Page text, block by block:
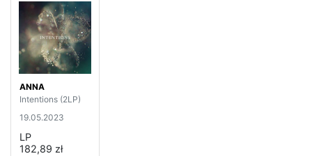
ANNA
Intentions (2LP)
19.05.2023
LP
182,89 zł